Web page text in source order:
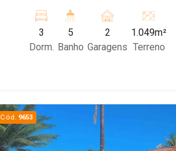
condicionado, garantindo comodidade e
privacidade. Possui ampla sala para
dois ambientes também climatizada,
contar com churrasqueira integrada e
sala de jantar, formando um ambiente
prático e funcional. Dispõe ainda de
3
Dorm.
5
Banho
2
Garagens
1.049m²
Terreno
Cód. 9653